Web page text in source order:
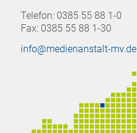
Telefon: 0385 55 88 1-0
Fax: 0385 55 88 1-30
info@medienanstalt-mv.de